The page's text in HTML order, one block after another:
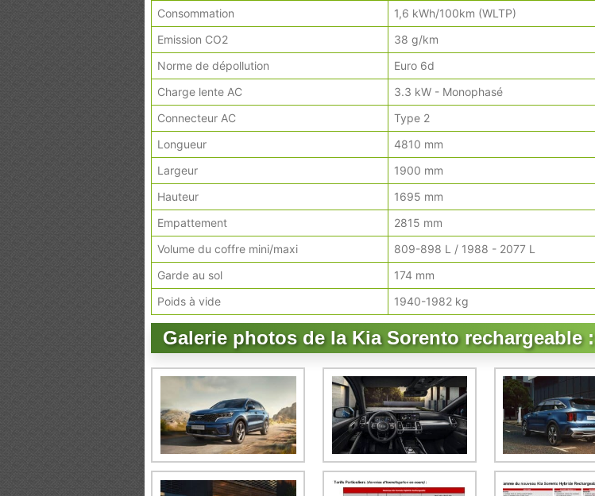
Consommation
1,6 kWh/100km (WLTP)
Emission CO2
38 g/km
Norme de dépollution
Euro 6d
Charge lente AC
3.3 kW - Monophasé
Connecteur AC
Type 2
Longueur
4810 mm
Largeur
1900 mm
Hauteur
1695 mm
Empattement
2815 mm
Volume du coffre mini/maxi
809-898 L / 1988 - 2077 L
Garde au sol
174 mm
Poids à vide
1940-1982 kg
Galerie photos de la Kia Sorento rechargeable :